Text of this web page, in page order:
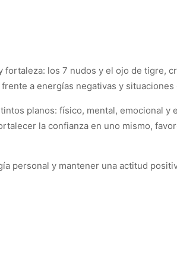
los 7 nudos y el ojo de tigre,
a energías negativas y situaciones
planos: físico, mental, emocional y
la confianza en uno mismo,
personal y mantener una actitud